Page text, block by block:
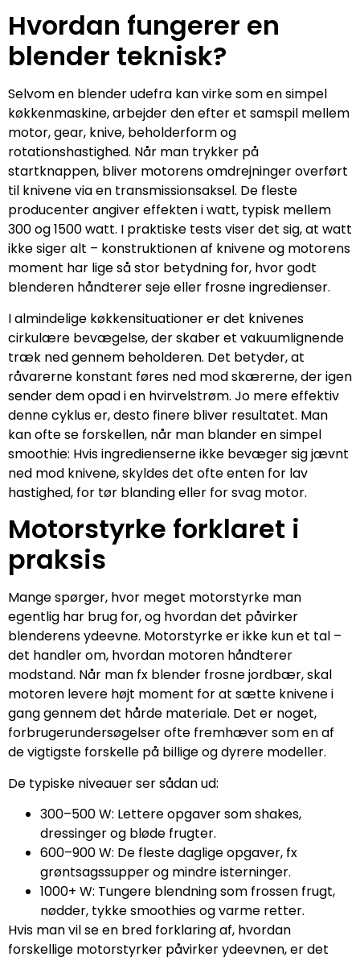
Hvordan fungerer en
blender teknisk?
Selvom en blender udefra kan virke som en simpel
køkkenmaskine, arbejder den efter et samspil mellem
motor, gear, knive, beholderform og
rotationshastighed. Når man trykker på
startknappen, bliver motorens omdrejninger overført
til knivene via en transmissionsaksel. De fleste
producenter angiver effekten i watt, typisk mellem
300 og 1500 watt. I praktiske tests viser det sig, at watt
ikke siger alt – konstruktionen af knivene og motorens
moment har lige så stor betydning for, hvor godt
blenderen håndterer seje eller frosne ingredienser.
I almindelige køkkensituationer er det knivenes
cirkulære bevægelse, der skaber et vakuumlignende
træk ned gennem beholderen. Det betyder, at
råvarerne konstant føres ned mod skærerne, der igen
sender dem opad i en hvirvelstrøm. Jo mere effektiv
denne cyklus er, desto finere bliver resultatet. Man
kan ofte se forskellen, når man blander en simpel
smoothie: Hvis ingredienserne ikke bevæger sig jævnt
ned mod knivene, skyldes det ofte enten for lav
hastighed, for tør blanding eller for svag motor.
Motorstyrke forklaret i
praksis
Mange spørger, hvor meget motorstyrke man
egentlig har brug for, og hvordan det påvirker
blenderens ydeevne. Motorstyrke er ikke kun et tal –
det handler om, hvordan motoren håndterer
modstand. Når man fx blender frosne jordbær, skal
motoren levere højt moment for at sætte knivene i
gang gennem det hårde materiale. Det er noget,
forbrugerundersøgelser ofte fremhæver som en af
de vigtigste forskelle på billige og dyrere modeller.
De typiske niveauer ser sådan ud:
300–500 W: Lettere opgaver som shakes,
dressinger og bløde frugter.
600–900 W: De fleste daglige opgaver, fx
grøntsagssupper og mindre isterninger.
1000+ W: Tungere blendning som frossen frugt,
nødder, tykke smoothies og varme retter.
Hvis man vil se en bred forklaring af, hvordan
forskellige motorstyrker påvirker ydeevnen, er det